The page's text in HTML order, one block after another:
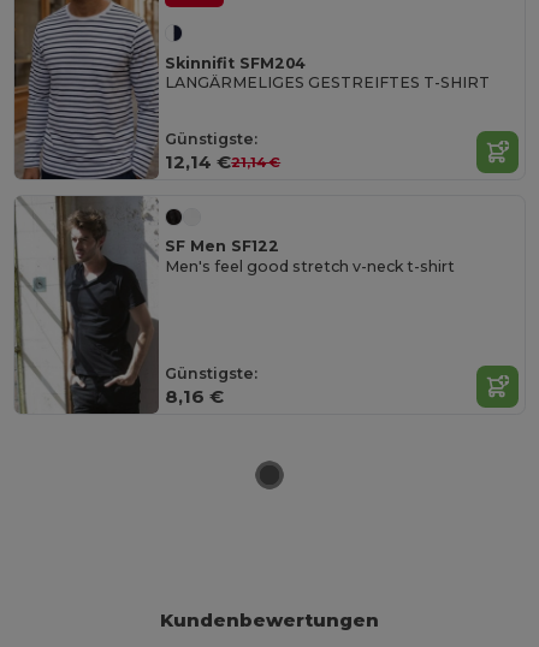
Skinnifit SFM204
LANGÄRMELIGES GESTREIFTES T-SHIRT
Günstigste:
12,14 €21,14 €
SF Men SF122
Men's feel good stretch v-neck t-shirt
Günstigste:
8,16 €
Kundenbewertungen